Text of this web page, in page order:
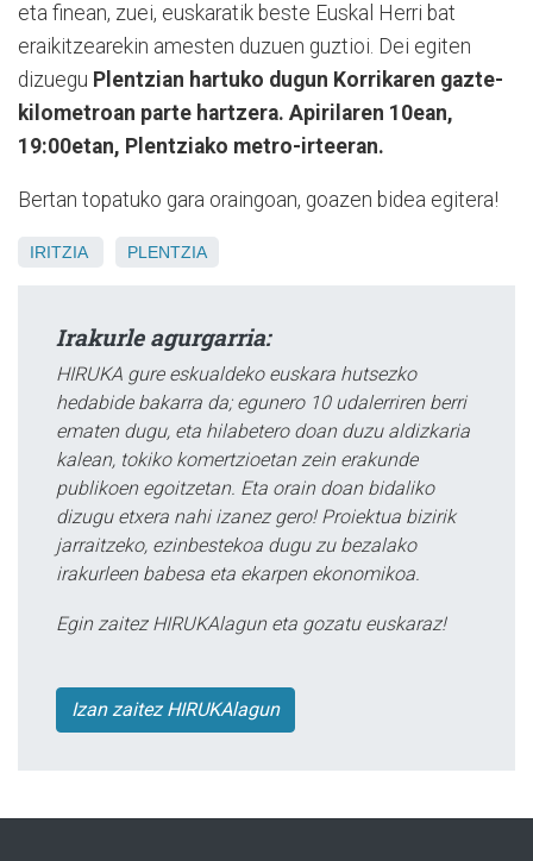
eta finean, zuei, euskaratik beste Euskal Herri bat
eraikitzearekin amesten duzuen guztioi. Dei egiten
dizuegu Plentzian hartuko dugun Korrikaren gazte-
kilometroan parte hartzera. Apirilaren 10ean,
19:00etan, Plentziako metro-irteeran.
Bertan topatuko gara oraingoan, goazen bidea egitera!
IRITZIA PLENTZIA
Irakurle agurgarria:
HIRUKA gure eskualdeko euskara hutsezko
hedabide bakarra da; egunero 10 udalerriren berri
ematen dugu, eta hilabetero doan duzu aldizkaria
kalean, tokiko komertzioetan zein erakunde
publikoen egoitzetan. Eta orain doan bidaliko
dizugu etxera nahi izanez gero! Proiektua bizirik
jarraitzeko, ezinbestekoa dugu zu bezalako
irakurleen babesa eta ekarpen ekonomikoa.
Egin zaitez HIRUKAlagun eta gozatu euskaraz!
Izan zaitez HIRUKAlagun